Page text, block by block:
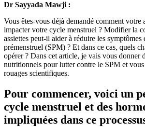
Dr Sayyada Mawji :
Vous êtes-vous déjà demandé comment
impacter votre cycle menstruel ? Modifier la
assiettes peut-il aider à réduire les symptômes
prémenstruel (SPM) ? Et dans ce cas, quels
opérer ? Dans cet article, je vais vous donner
nutritionnels pour lutter contre le SPM et
rouages scientifiques.
Pour commencer, voici un
cycle menstruel et des
impliquées dans ce